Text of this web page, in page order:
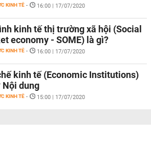
KINH TẾ - 16:00 | 17/07/2020
kinh tế thị trường xã hội (Social
economy - SOME) là gì?
KINH TẾ - 16:00 | 17/07/2020
kinh tế (Economic Institutions)
Nội dung
KINH TẾ - 15:00 | 17/07/2020